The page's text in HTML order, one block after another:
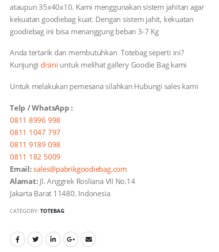
ataupun 35x40x10. Kami menggunakan sistem jahitan agar
kekuatan goodiebag kuat. Dengan sistem jahit, kekuatan
goodiebag ini bisa menanggung beban 3-7 Kg
Anda tertarik dan membutuhkan Totebag seperti ini?
Kunjungi disini untuk melihat gallery Goodie Bag kami
Untuk melakukan pemesana silahkan Hubungi sales kami
Telp / WhatsApp :
0811 8996 998
0811 1047 797
0811 9189 098
0811 182 5009
Email: sales@pabrikgoodiebag.com
Alamat:Jl. Anggrek Rosliana VII No.14
Jakarta Barat 11480. Indonesia
CATEGORY: TOTEBAG